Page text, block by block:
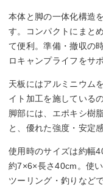
本体と脚の一体化構造
す。コンパクトにまと
て便利。準備・撤収の
ロキャンプライフをサ
天板にはアルミニウム
イト加工を施している
脚部には、エポキシ樹
と、優れた強度・安定
使用時のサイズは約幅
約7×6×長さ40cm。使
ツーリング・釣りなど